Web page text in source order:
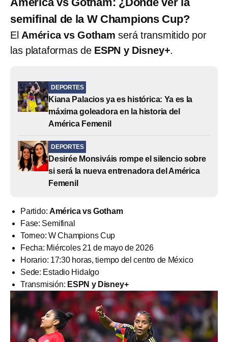
semifinal de la W Champions Cup?
El América vs Gothamserá transmitido por
las plataformas de ESPN y Disney+.
DEPORTES
Kiana Palacios ya es histórica: Ya es la
máxima goleadora en la historia del
América Femenil
DEPORTES
Desirée Monsiváis rompe el silencio sobre
si será la nueva entrenadora del América
Femenil
Partido: América vs Gotham
Fase: Semifinal
Torneo: W Champions Cup
Fecha: Miércoles 21 de mayo de 2026
Horario: 17:30 horas, tiempo del centro de México
Sede: Estadio Hidalgo
Transmisión: ESPN y Disney+